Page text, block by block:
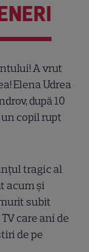
A vrut
Elena Udrea
după 10
copil rupt
tragic al
acum și
subit
care ani de
de pe